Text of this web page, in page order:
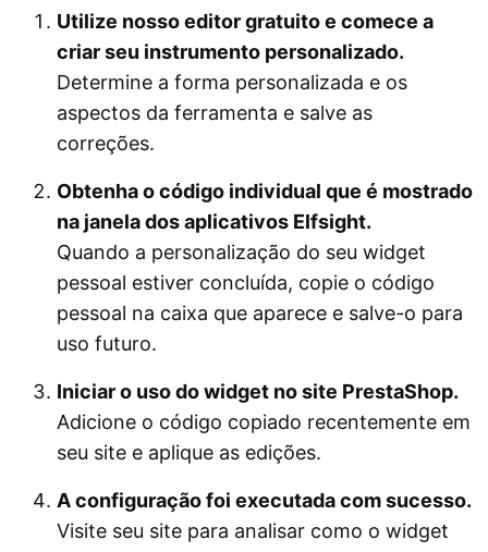
Utilize nosso editor gratuito e comece a
criar seu instrumento personalizado.
Determine a forma personalizada e os
aspectos da ferramenta e salve as
correções.
Obtenha o código individual que é mostrado
na janela dos aplicativos Elfsight.
Quando a personalização do seu widget
pessoal estiver concluída, copie o código
pessoal na caixa que aparece e salve-o para
uso futuro.
Iniciar o uso do widget no site PrestaShop.
Adicione o código copiado recentemente em
seu site e aplique as edições.
A configuração foi executada com sucesso.
Visite seu site para analisar como o widget